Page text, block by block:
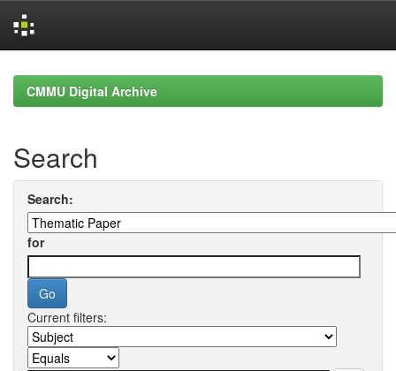
navigationCMMU Digital Archive
Search
Search:
for
Current filters: